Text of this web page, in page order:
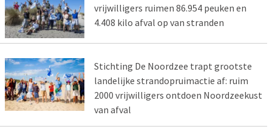
vrijwilligers ruimen 86.954 peuken en
4.408 kilo afval op van stranden
Stichting De Noordzee trapt grootste
landelijke strandopruimactie af: ruim
2000 vrijwilligers ontdoen Noordzeekust
van afval